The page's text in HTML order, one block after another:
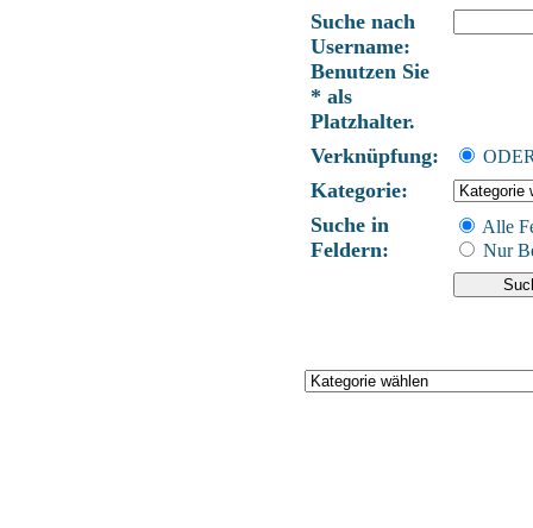
Suche nach
Username:
Benutzen Sie
* als
Platzhalter.
Verknüpfung:
Kategorie:
Suche in
Feldern:
Alle
Nur